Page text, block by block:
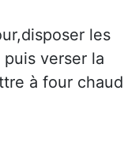
les
verser la
à four chaud